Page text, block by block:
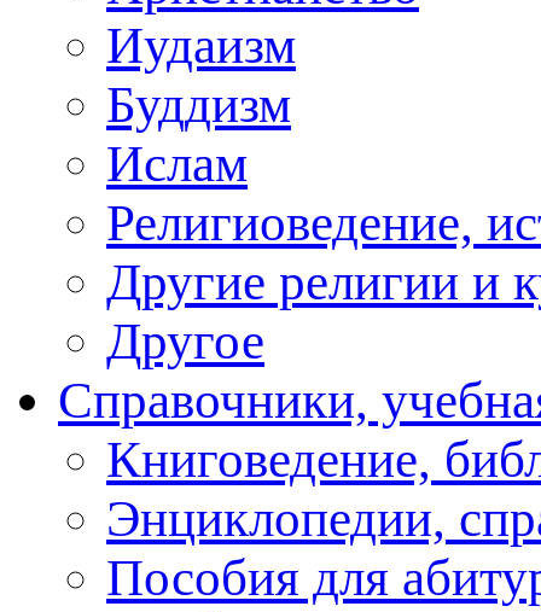
Иудаизм
Буддизм
Ислам
Религиоведение,
Другие религии и
Другое
Справочники,
Книговедение,
Энциклопедии,
Пособия для